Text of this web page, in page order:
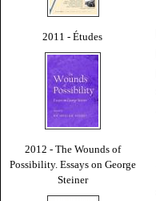
2011 - Études
2012 - The Wounds of
Possibility. Essays on George
Steiner